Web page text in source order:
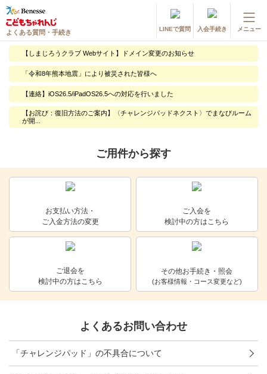
よくある質問・手続き LINEで質問 入会手続き メニュー
登録情報の変更・各種お手続き
会員ページへログイン
お客様サポート(手続き・照会)
よくある質問・お問い合わせ
進研ゼミ 小学講座
進研ゼミ 中学講座 中高一貫
【しまじろうクラブ Webサイト】ドメイン変更のお知らせ
「令和8年熊本地震」により被災された皆様へ
【連絡】iOS26.5/iPadOS26.5への対応を行いました
【お詫び：復旧方法のご案内】〈チャレンジパッドネクスト〉でまなびルーム
が開...
ご用件から探す
お支払い方法・
ご入金方法の変更
ご入会を
検討中の方はこちら
ご退会を
検討中の方はこちら
その他お手続き・照会
(お客様情報・コース変更など)
よくあるお問い合わせ
「チャレンジパッド」の不具合について